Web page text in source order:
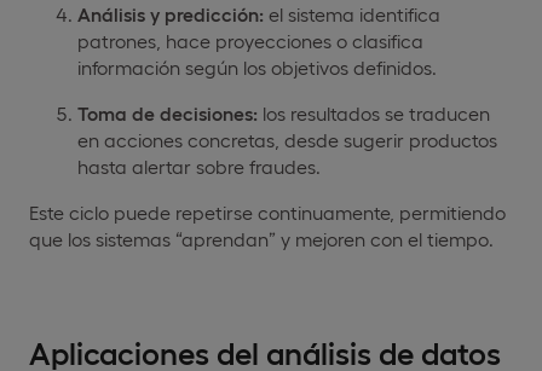
Análisis y predicción: el sistema identifica
patrones, hace proyecciones o clasifica
información según los objetivos definidos.
Toma de decisiones: los resultados se traducen
en acciones concretas, desde sugerir productos
hasta alertar sobre fraudes.
Este ciclo puede repetirse continuamente, permitiendo
que los sistemas “aprendan” y mejoren con el tiempo.
Aplicaciones del análisis de datos